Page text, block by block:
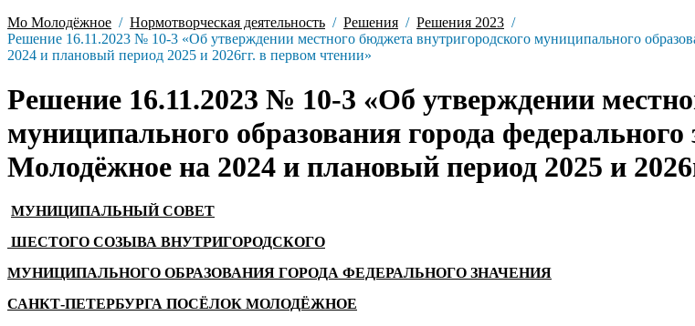
Мо Молодёжное
Нормотворческая деятельность Решения
Решения 2023
Решение 16.11.2023 № 10-3 «Об утверждении местного бюджета внутригородского муниципального
2024 и плановый период 2025 и 2026гг. в первом чтении»
Решение 16.11.2023 № 10-3 «Об утверждении
муниципального образования города
Молодёжное на 2024 и плановый период 2025 и
МУНИЦИПАЛЬНЫЙ СОВЕТ
ШЕСТОГО СОЗЫВА ВНУТРИГОРОДСКОГО
МУНИЦИПАЛЬНОГО ОБРАЗОВАНИЯ ГОРОДА ФЕДЕРАЛЬНОГО ЗНАЧЕНИЯ
САНКТ-ПЕТЕРБУРГА ПОСЁЛОК МОЛОДЁЖНОЕ